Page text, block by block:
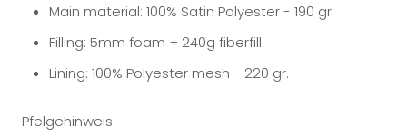
Main material: 100% Satin Polyester - 190 gr.
Filling: 5mm foam + 240g fiberfill.
Lining: 100% Polyester mesh - 220 gr.
Pfelgehinweis: